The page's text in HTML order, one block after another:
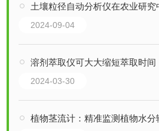
土壤粒径自动分析仪在农业研究
2024-09-04
溶剂萃取仪可大大缩短萃取时间
2024-03-30
植物茎流计：精准监测植物水